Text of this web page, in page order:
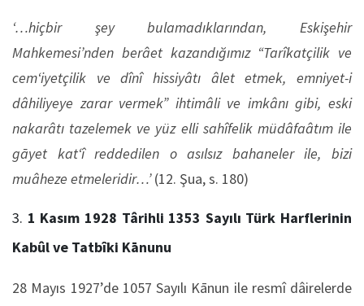
‘…hiçbir şey bulamadıklarından, Eskişehir
Mahkemesi’nden berâet kazandığımız “Tarîkatçilik ve
cem‘iyetçilik ve dînî hissiyâtı âlet etmek, emniyet-i
dâhiliyeye zarar vermek” ihtimâli ve imkânı gibi, eski
nakarâtı tazelemek ve yüz elli sahîfelik müdâfaâtım ile
gāyet kat‘î reddedilen o asılsız bahaneler ile, bizi
muâheze etmeleridir…’(12. Şua, s. 180)
1 Kasım 1928 Târihli 1353 Sayılı Türk Harflerinin
Kabûl ve Tatbîki Kānunu
28 Mayıs 1927’de 1057 Sayılı Kānun ile resmî dâirelerde